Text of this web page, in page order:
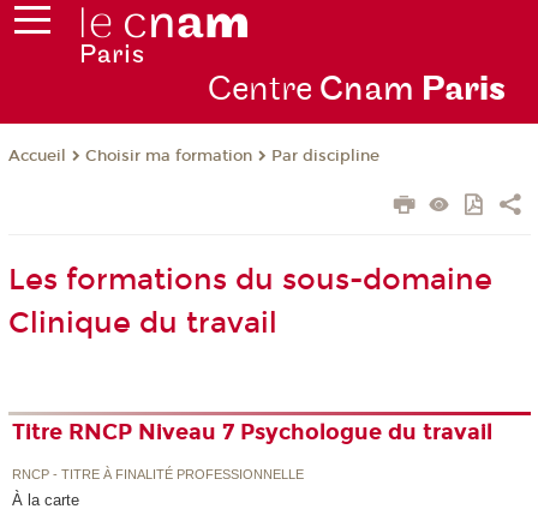
Centre Cnam Paris
Accueil Choisir ma formation Par discipline
Les formations du sous-domaine
Clinique du travail
Titre RNCP Niveau 7 Psychologue du travail
RNCP - TITRE À FINALITÉ PROFESSIONNELLE
À la carte